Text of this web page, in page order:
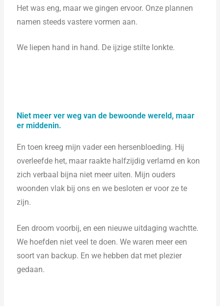
Het was eng, maar we gingen ervoor. Onze plannen
namen steeds vastere vormen aan.
We liepen hand in hand. De ijzige stilte lonkte.
Niet meer ver weg van de bewoonde wereld, maar
er middenin.
En toen kreeg mijn vader een hersenbloeding. Hij
overleefde het, maar raakte halfzijdig verlamd en kon
zich verbaal bijna niet meer uiten. Mijn ouders
woonden vlak bij ons en we besloten er voor ze te
zijn.
Een droom voorbij, en een nieuwe uitdaging wachtte.
We hoefden niet veel te doen. We waren meer een
soort van backup. En we hebben dat met plezier
gedaan.